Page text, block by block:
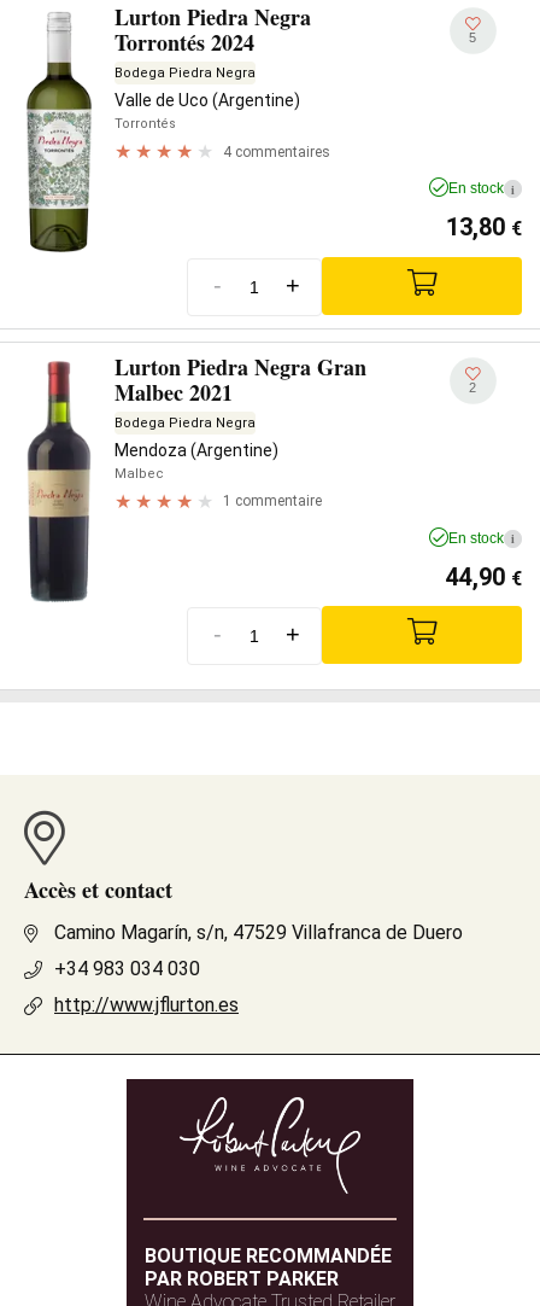
Lurton Piedra Negra
Torrontés 2024
Bodega Piedra Negra
Valle de Uco (Argentine)
Torrontés
4 commentaires
5
En stock i
13,80 €
- +
Lurton Piedra Negra Gran
Malbec 2021
Bodega Piedra Negra
Mendoza (Argentine)
Malbec
1 commentaire
2
En stock i
44,90 €
- +
Accès et contact
Camino Magarín, s/n, 47529 Villafranca de Duero
+34 983 034 030
http://www.jflurton.es
BOUTIQUE RECOMMANDÉE
PAR ROBERT PARKER